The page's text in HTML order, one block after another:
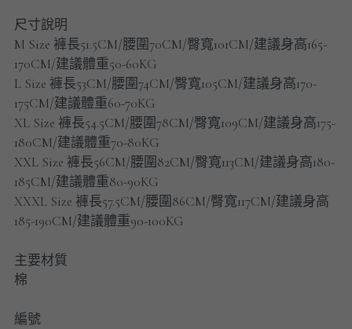
尺寸說明
M Size 褲長51.5CM/腰圍70CM/臀寬101CM/建議身高165-
170CM/建議體重50-60KG
L Size 褲長53CM/腰圍74CM/臀寬105CM/建議身高170-
175CM/建議體重60-70KG
XL Size 褲長54.5CM/腰圍78CM/臀寬109CM/建議身高175-
180CM/建議體重70-80KG
XXL Size 褲長56CM/腰圍82CM/臀寬113CM/建議身高180-
185CM/建議體重80-90KG
XXXL Size 褲長57.5CM/腰圍86CM/臀寬117CM/建議身高
185-190CM/建議體重90-100KG
主要材質
棉
編號
男士短褲
男裝九分褲
男裝外套
男裝短袖 T-SHIRT
重磅純色 長袖T-Shirt 系列
重磅純色 衛衣 系列
男士長袖恤衫